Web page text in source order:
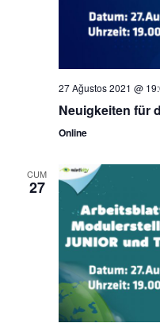
27 Ağustos 2021 @
Neuigkeiten für
Online
CUM
27